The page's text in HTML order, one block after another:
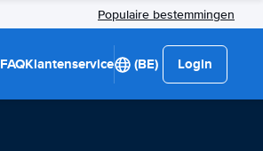
Populaire bestemmingen
FAQKlantenservice (BE) Login